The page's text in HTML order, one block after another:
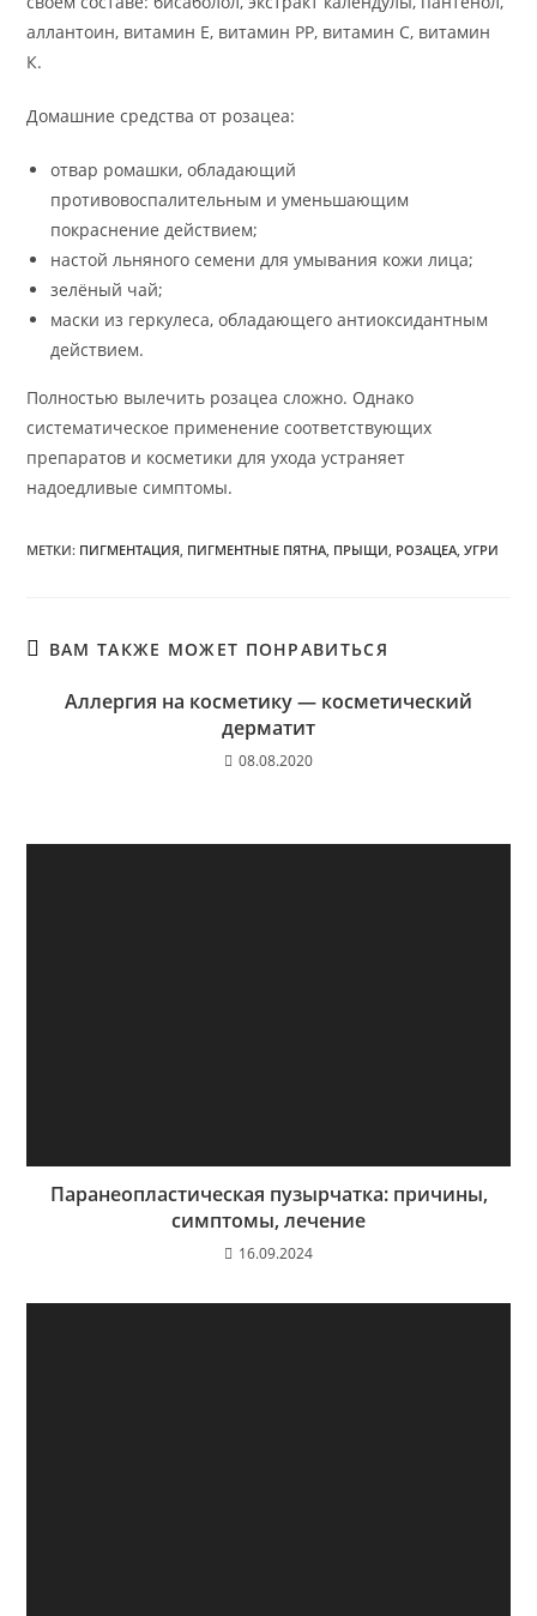
аллантоин, витамин Е, витамин РР, витамин С, витамин
К.
Домашние средства от розацеа:
отвар ромашки, обладающий
противовоспалительным и уменьшающим
покраснение действием;
настой льняного семени для умывания кожи лица;
зелёный чай;
маски из геркулеса, обладающего антиоксидантным
действием.
Полностью вылечить розацеа сложно. Однако
систематическое применение соответствующих
препаратов и косметики для ухода устраняет
надоедливые симптомы.
МЕТКИ: ПИГМЕНТАЦИЯ, ПИГМЕНТНЫЕ ПЯТНА, ПРЫЩИ, РОЗАЦЕA, УГРИ
ВАМ ТАКЖЕ МОЖЕТ ПОНРАВИТЬСЯ
Аллергия на косметику — косметический
дерматит
08.08.2020
Паранеопластическая пузырчатка: причины,
симптомы, лечение
16.09.2024